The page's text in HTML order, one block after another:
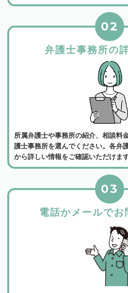
弁護士事務所の
02
所属弁護士や事務所の紹介、相談料
護士事務所を選んでください。各弁
から詳しい情報をご確認いただけます
電話かメールでお
03